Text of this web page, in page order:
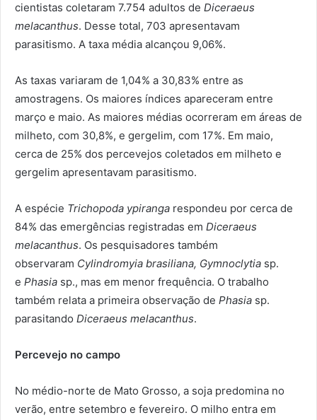
cientistas coletaram 7.754 adultos de Diceraeus
melacanthus. Desse total, 703 apresentavam
parasitismo. A taxa média alcançou 9,06%.
As taxas variaram de 1,04% a 30,83% entre as
amostragens. Os maiores índices apareceram entre
março e maio. As maiores médias ocorreram em áreas de
milheto, com 30,8%, e gergelim, com 17%. Em maio,
cerca de 25% dos percevejos coletados em milheto e
gergelim apresentavam parasitismo.
A espécie Trichopoda ypiranga respondeu por cerca de
84% das emergências registradas em Diceraeus
melacanthus. Os pesquisadores também
observaram Cylindromyia brasiliana, Gymnoclytia sp.
e Phasia sp., mas em menor frequência. O trabalho
também relata a primeira observação de Phasia sp.
parasitando Diceraeus melacanthus.
Percevejo no campo
No médio-norte de Mato Grosso, a soja predomina no
verão, entre setembro e fevereiro. O milho entra em